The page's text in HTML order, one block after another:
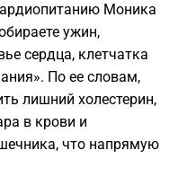
Моника
ужин,
сердца, клетчатка
По ее словам,
лишний холестерин,
в крови и
что напрямую